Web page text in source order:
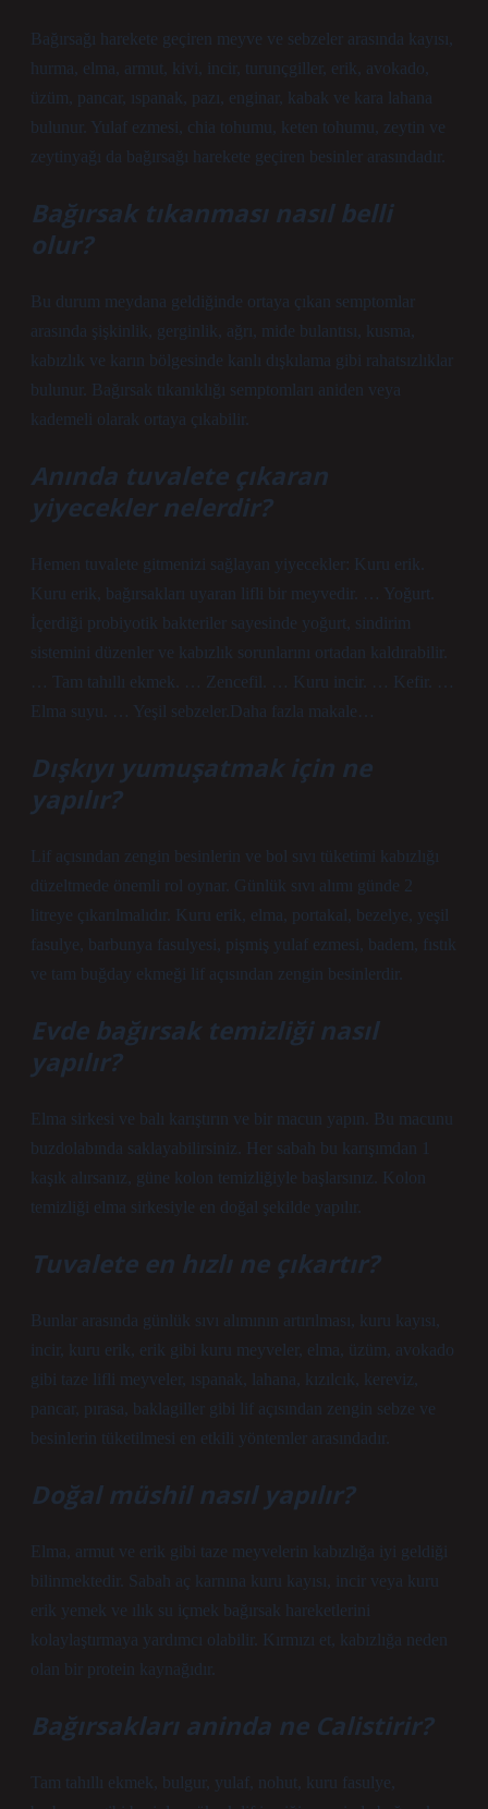
Bağırsağı harekete geçiren meyve ve sebzeler arasında kayısı,
hurma, elma, armut, kivi, incir, turunçgiller, erik, avokado,
üzüm, pancar, ıspanak, pazı, enginar, kabak ve kara lahana
bulunur. Yulaf ezmesi, chia tohumu, keten tohumu, zeytin ve
zeytinyağı da bağırsağı harekete geçiren besinler arasındadır.
Bağırsak tıkanması nasıl belli
olur?
Bu durum meydana geldiğinde ortaya çıkan semptomlar
arasında şişkinlik, gerginlik, ağrı, mide bulantısı, kusma,
kabızlık ve karın bölgesinde kanlı dışkılama gibi rahatsızlıklar
bulunur. Bağırsak tıkanıklığı semptomları aniden veya
kademeli olarak ortaya çıkabilir.
Anında tuvalete çıkaran
yiyecekler nelerdir?
Hemen tuvalete gitmenizi sağlayan yiyecekler: Kuru erik.
Kuru erik, bağırsakları uyaran lifli bir meyvedir. … Yoğurt.
İçerdiği probiyotik bakteriler sayesinde yoğurt, sindirim
sistemini düzenler ve kabızlık sorunlarını ortadan kaldırabilir.
… Tam tahıllı ekmek. … Zencefil. … Kuru incir. … Kefir. …
Elma suyu. … Yeşil sebzeler.Daha fazla makale…
Dışkıyı yumuşatmak için ne
yapılır?
Lif açısından zengin besinlerin ve bol sıvı tüketimi kabızlığı
düzeltmede önemli rol oynar. Günlük sıvı alımı günde 2
litreye çıkarılmalıdır. Kuru erik, elma, portakal, bezelye, yeşil
fasulye, barbunya fasulyesi, pişmiş yulaf ezmesi, badem, fıstık
ve tam buğday ekmeği lif açısından zengin besinlerdir.
Evde bağırsak temizliği nasıl
yapılır?
Elma sirkesi ve balı karıştırın ve bir macun yapın. Bu macunu
buzdolabında saklayabilirsiniz. Her sabah bu karışımdan 1
kaşık alırsanız, güne kolon temizliğiyle başlarsınız. Kolon
temizliği elma sirkesiyle en doğal şekilde yapılır.
Tuvalete en hızlı ne çıkartır?
Bunlar arasında günlük sıvı alımının artırılması, kuru kayısı,
incir, kuru erik, erik gibi kuru meyveler, elma, üzüm, avokado
gibi taze lifli meyveler, ıspanak, lahana, kızılcık, kereviz,
pancar, pırasa, baklagiller gibi lif açısından zengin sebze ve
besinlerin tüketilmesi en etkili yöntemler arasındadır.
Doğal müshil nasıl yapılır?
Elma, armut ve erik gibi taze meyvelerin kabızlığa iyi geldiği
bilinmektedir. Sabah aç karnına kuru kayısı, incir veya kuru
erik yemek ve ılık su içmek bağırsak hareketlerini
kolaylaştırmaya yardımcı olabilir. Kırmızı et, kabızlığa neden
olan bir protein kaynağıdır.
Bağırsakları aninda ne Calistirir?
Tam tahıllı ekmek, bulgur, yulaf, nohut, kuru fasulye,